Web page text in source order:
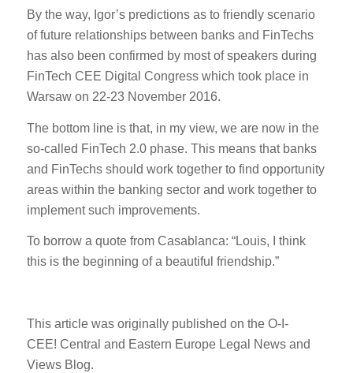
By the way, Igor’s predictions as to friendly scenario
of future relationships between banks and FinTechs
has also been confirmed by most of speakers during
FinTech CEE Digital Congress which took place in
Warsaw on 22-23 November 2016.
The bottom line is that, in my view, we are now in the
so-called FinTech 2.0 phase. This means that banks
and FinTechs should work together to find opportunity
areas within the banking sector and work together to
implement such improvements.
To borrow a quote from Casablanca: “Louis, I think
this is the beginning of a beautiful friendship.”
This article was originally published on the O-I-
CEE! Central and Eastern Europe Legal News and
Views Blog.